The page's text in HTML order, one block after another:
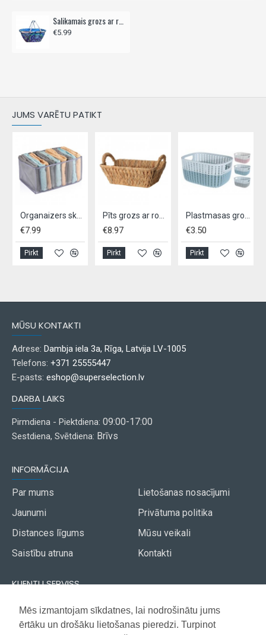
Mēs izmantojam sīkdatnes, lai nodrošinātu jums
ērtāku un drošāku lietošanas pieredzi. Turpinot
Salikamais grozs ar rokturiem
€5.99
JUMS VARĒTU PATIKT
Organaizers skapim, 44 x 29 x 22 cm,ALPINA, -pelēks
€7.99
Pirkt
€8.97
Pirkt
€3.50
Pirkt
MŪSU KONTAKTI
Adrese: Dambja iela 3a, Rīga, Latvija LV-1005
Telefons: +371 25555447
E-pasts: eshop@superselection.lv
DARBA LAIKS
Pirmdiena - Piektdiena: 09:00-17:00
Sestdiena, Svētdiena: Brīvs
INFORMĀCIJA
Par mums
Jaunumi
Distances līgums
Saistību atruna
Lietošanas nosacījumi
Privātuma politika
Mūsu veikali
Kontakti
KLIENTU SERVISS
Piegāde
Apmaksa
Akcijas avīze
Vietnes karte